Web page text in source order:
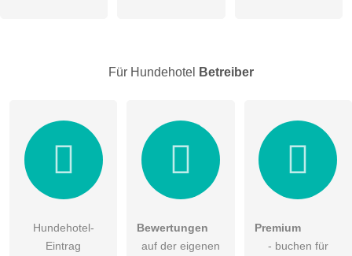
Für Hundehotel Betreiber
Hundehotel-
Eintrag
Bewertungen
auf der eigenen
Premium
- buchen für